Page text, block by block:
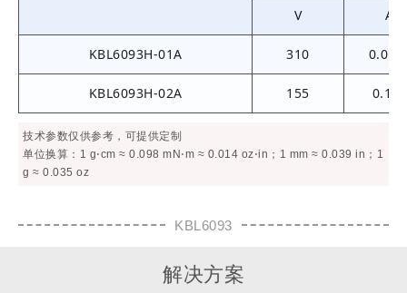
V A
KBL6093H-01A 310
KBL6093H-02A 155 0.113
技术参数仅供参考，可提供定制
单位换算：1 g⋅cm ≈ 0.098 mN⋅m ≈ 0.014 oz⋅in；1 mm ≈ 0.039 in；1
g ≈ 0.035 oz
KBL6093
解决方案